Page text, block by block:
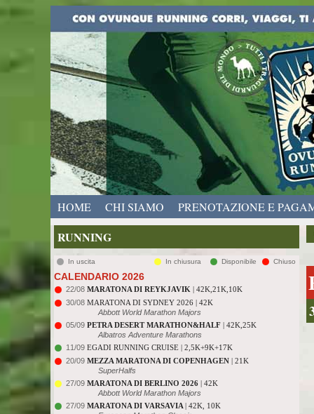
HOME CHI SIAMO PRENOTAZIONE E
RUNNING
In uscita In chiusura Disponibile Chiuso
CALENDARIO 2026
22/08 MARATONA DI REYKJAVIK | 42K,21K,10K
30/08 MARATONA DI SYDNEY 2026 | 42K
Abbott World Marathon Majors
05/09 PETRA DESERT MARATHON&HALF | 42K,25K
Albatros Adventure Marathons
11/09 EGADI RUNNING CRUISE | 2,5K+9K+17K
20/09 MEZZA MARATONA DI COPENHAGEN | 21K
SuperHalfs
27/09 MARATONA DI BERLINO 2026 | 42K
Abbott World Marathon Majors
27/09 MARATONA DI VARSAVIA | 42K, 10K